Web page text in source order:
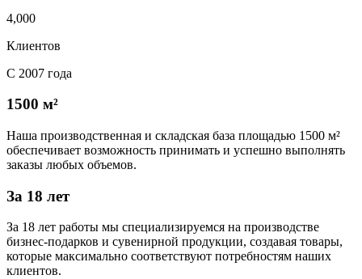
4,000
Клиентов
С 2007 года
1500 м²
Наша производственная и складская база площадью 1500 м²
обеспечивает возможность принимать и успешно выполнять
заказы любых объемов.
За 18 лет
За 18 лет работы мы специализируемся на производстве
бизнес-подарков и сувенирной продукции, создавая товары,
которые максимально соответствуют потребностям наших
клиентов.